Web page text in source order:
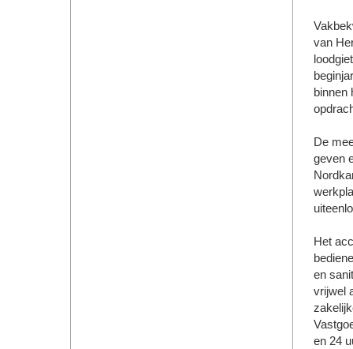
van
binnen
De
geven
Het
en
vrijwel
en 24